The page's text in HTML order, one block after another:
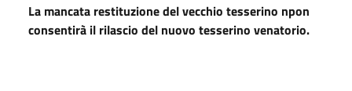
La mancata restituzione del vecchio tesserino npon
consentirà il rilascio del nuovo tesserino venatorio.